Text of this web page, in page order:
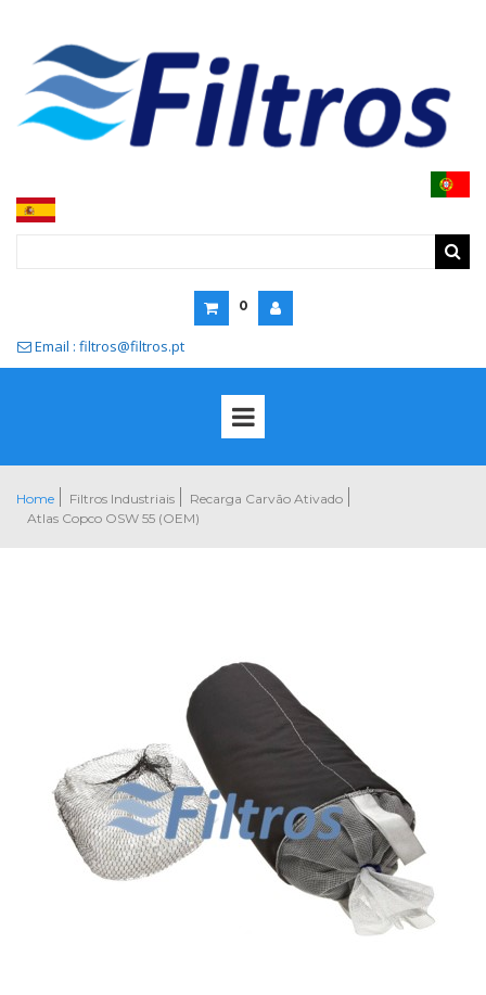
0
 Email : filtros@filtros.pt
Home Filtros Industriais
Recarga Carvão Ativado
Atlas Copco OSW 55 (OEM)